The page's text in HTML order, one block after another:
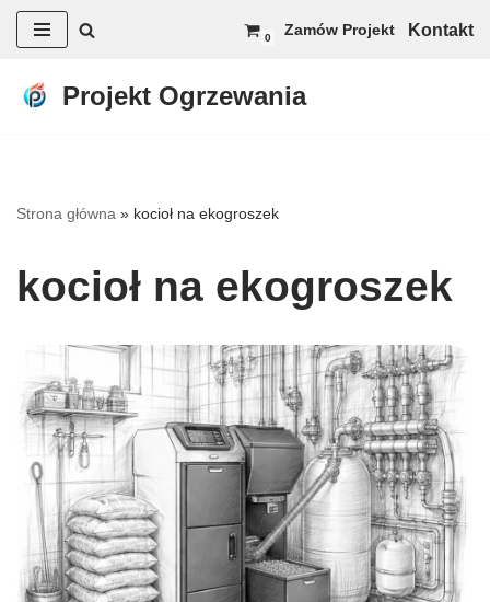
do
0 Zamów Projekt Kontakt
Projekt Ogrzewania
Strona główna » kocioł na ekogroszek
kocioł na ekogroszek